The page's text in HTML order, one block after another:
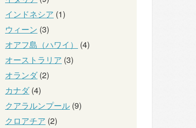
インドネシア (1)
ウィーン (3)
オアフ島（ハワイ）
(4)
オーストラリア (3)
オランダ(2)
カナダ(4)
クアラルンプール (9)
クロアチア (2)